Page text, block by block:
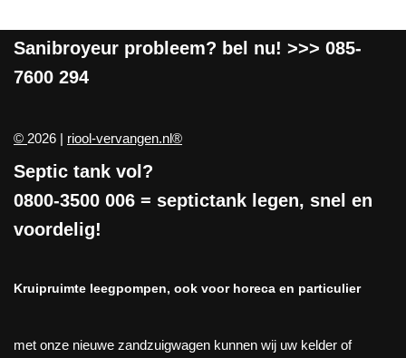
Sanibroyeur probleem? bel nu! >>> 085-
7600 294
© 2026 | riool-vervangen.nl®
Septic tank vol?
0800-3500 006 = septictank legen, snel en
voordelig!
Kruipruimte leegpompen, ook voor horeca en particulier
met onze nieuwe zandzuigwagen kunnen wij uw kelder of